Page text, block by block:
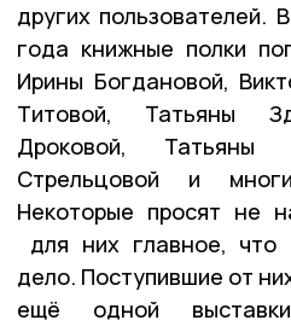
других пользователей.
года книжные полки
Ирины Богдановой,
Титовой, Татьяны
Дроковой, Татьяны
Стрельцовой и
Некоторые просят не
для них главное,
дело. Поступившие от
ещё одной